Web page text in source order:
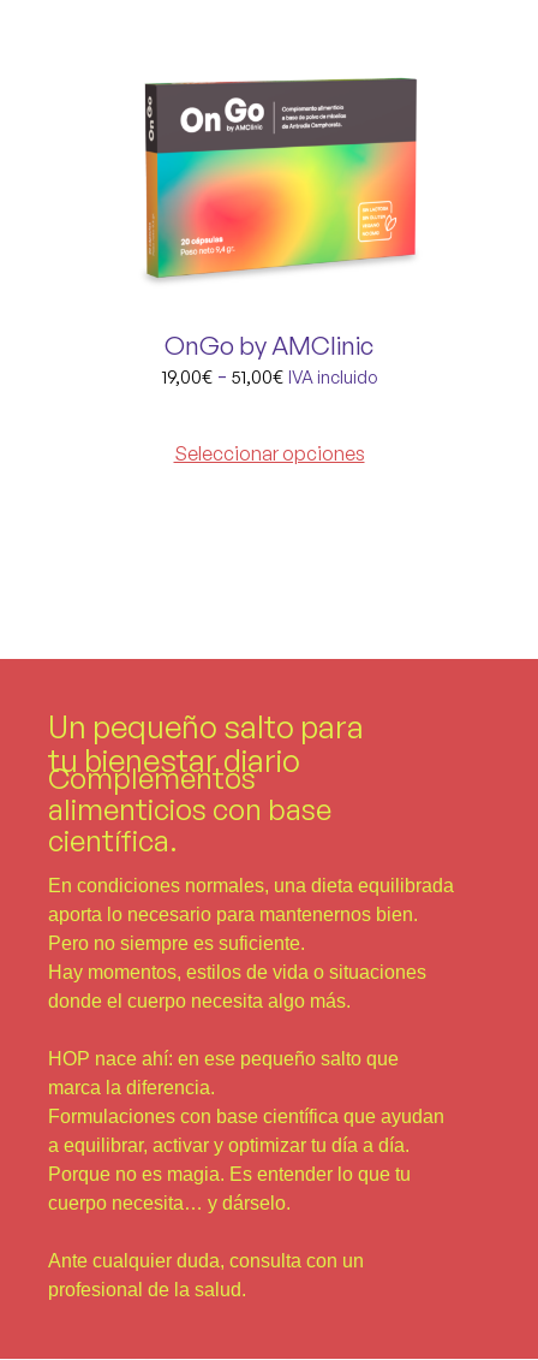
OnGo by AMClinic
19,00€ - 51,00€ IVA incluido
Seleccionar opciones
Un pequeño salto para
tu bienestar diario
Complementos
alimenticios con base
científica.
En condiciones normales, una dieta equilibrada
aporta lo necesario para mantenernos bien.
Pero no siempre es suficiente.
Hay momentos, estilos de vida o situaciones
donde el cuerpo necesita algo más.
HOP nace ahí: en ese pequeño salto que
marca la diferencia.
Formulaciones con base científica que ayudan
a equilibrar, activar y optimizar tu día a día.
Porque no es magia. Es entender lo que tu
cuerpo necesita… y dárselo.
Ante cualquier duda, consulta con un
profesional de la salud.